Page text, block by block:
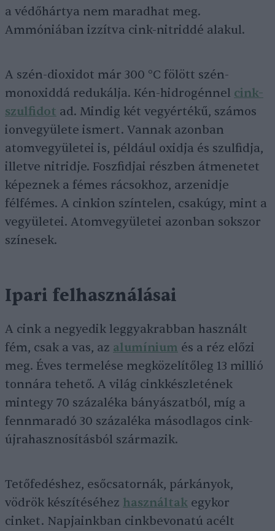
a védőhártya nem maradhat meg.
Ammóniában izzítva cink-nitriddé alakul.
A szén-dioxidot már 300 °C fölött szén-
monoxiddá redukálja. Kén-hidrogénnel cink-
szulfidot ad. Mindig két vegyértékű, számos
ionvegyülete ismert. Vannak azonban
atomvegyületei is, például oxidja és szulfidja,
illetve nitridje. Foszfidjai részben átmenetet
képeznek a fémes rácsokhoz, arzenidje
félfémes. A cinkion színtelen, csakúgy, mint a
vegyületei. Atomvegyületei azonban sokszor
színesek.
Ipari felhasználásai
A cink a negyedik leggyakrabban használt
fém, csak a vas, az alumínium és a réz előzi
meg. Éves termelése megközelítőleg 13 millió
tonnára tehető. A világ cinkkészletének
mintegy 70 százaléka bányászatból, míg a
fennmaradó 30 százaléka másodlagos cink-
újrahasznosításból származik.
Tetőfedéshez, esőcsatornák, párkányok,
vödrök készítéséhez használtak egykor
cinket. Napjainkban cinkbevonatú acélt